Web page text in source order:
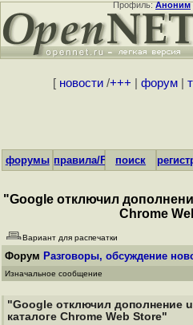
Профиль:Аноним
[ новости/+++ форум|
форумы правила/FAQпоиск
"Google отключил
Chrome
Вариант для распечатки
Форум Разговоры, обсуждение
Изначальное сообщение
"Google отключил дополнение
каталоге Chrome Web Store"